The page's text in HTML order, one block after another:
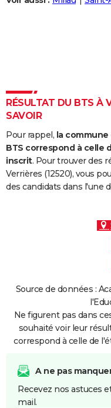
Carte de Noël
Carte Bonne année
Carte Saint-Valentin
Carte Pâques
Carte d'anniversaire
Dictionnaire
Biographies
Citations
Expressions
Proverbes
PROGRAMME TV
COPAINS D'AVANT
S'inscrire
Se connecter
Lycées
Collèges
Primaires
Universités
Entreprises
Service militaire
Avis de recherche
AVIS DE DÉCÈS
RÉSULTAT DU BTS À
SAVOIR
Pour rappel, la
BTS correspond à celle
inscrit. Pour trouver des
Verrières (12520), vous
des candidats dans l'une
Source de données :
Ne figurent pas dans
souhaité voir leur
correspond à celle de
A ne pas
Recevez nos astuces
mail.